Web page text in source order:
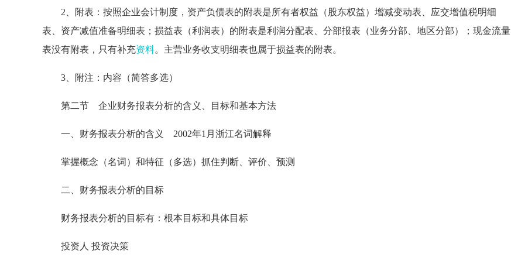
2、附表：按照企业会计制度，资产负债表的附表是所有者权益（股东权益）增减变动表、应交增值税明细
表、资产减值准备明细表；损益表（利润表）的附表是利润分配表、分部报表（业务分部、地区分部）；现金流量
表没有附表，只有补充资料。主营业务收支明细表也属于损益表的附表。
3、附注：内容（简答多选）
第二节 企业财务报表分析的含义、目标和基本方法
一、财务报表分析的含义 2002年1月浙江名词解释
掌握概念（名词）和特征（多选）抓住判断、评价、预测
二、财务报表分析的目标
财务报表分析的目标有：根本目标和具体目标
投资人 投资决策